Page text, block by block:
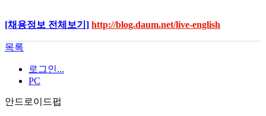
[채용정보 전체보기] http://blog.daum.net/live-english
목록
로그인...
PC
안드로이드펍